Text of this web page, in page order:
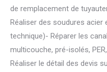
de remplacement de
Réaliser des soudures acier
technique)- Réparer les
multicouche, pré-isolés,
Réaliser le détail des devis